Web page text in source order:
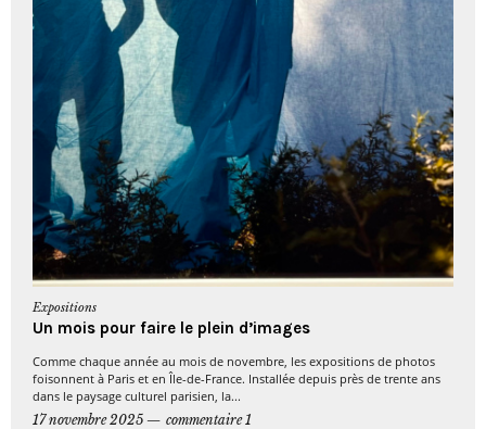
Expositions
Un mois pour faire le plein d’images
Comme chaque année au mois de novembre, les expositions de photos
foisonnent à Paris et en Île-de-France. Installée depuis près de trente ans
dans le paysage culturel parisien, la...
17 novembre 2025
commentaire 1